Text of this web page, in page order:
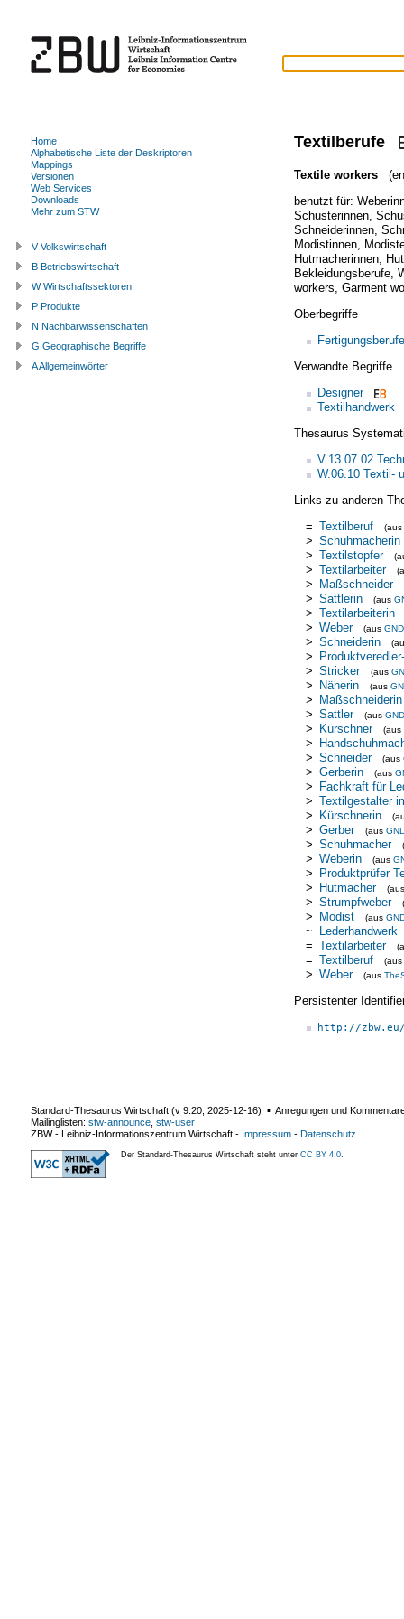
Textilberufe
Textile workers
benutzt für:
Schusterinnen,
Schneiderinnen,
Modistinnen,
Hutmacherinnen,
Bekleidungsberufe,
workers Garment
Oberbegriffe
Fertigungsberufe
Verwandte Begriffe
Designer
Textilhandwerk
Thesaurus
V.13.07.02
W.06.10 Textil-
Links zu anderen
= Textilberuf (aus
> Schuhmacherin
> Textilstopfer
> Textilarbeiter
> Maßschneider
> Sattlerin (aus
> Textilarbeiterin
> Weber (aus GND
> Schneiderin
>
> Stricker (aus
> Näherin (aus
> Maßschneiderin
> Sattler (aus GND
> Kürschner (aus
>
> Schneider (aus
> Gerberin (aus
> Fachkraft für
> Textilgestalter
> Kürschnerin
> Gerber (aus
> Schuhmacher
> Weberin (aus
> Produktprüfer
> Hutmacher
> Strumpfweber
> Modist (aus
~ Lederhandwerk
= Textilarbeiter
= Textilberuf (aus
> Weber (aus
Persistenter
http://
Home
Alphabetische Liste der Deskriptoren
Mappings
Versionen
Web Services
Downloads
Mehr zum STW
V Volkswirtschaft
B Betriebswirtschaft
W Wirtschaftssektoren
P Produkte
N Nachbarwissenschaften
G Geographische Begriffe
A Allgemeinwörter
Standard-Thesaurus Wirtschaft (v 9.20 2025-12-16) ▪ Anregungen und
Mailinglisten: stw-announce stw-user
ZBW - Leibniz-Informationszentrum Wirtschaft - Impressum - Datenschutz
Der Standard-Thesaurus Wirtschaft steht unter CC BY 4.0